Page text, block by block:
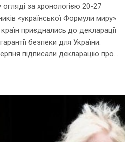
за хронологією 20-27
«української Формули миру»
приєднались до декларації
безпеки для України.
підписали декларацію про...